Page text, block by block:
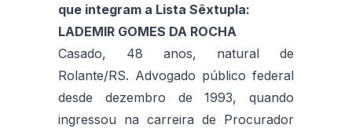
que integram a Lista Sêxtupla:
LADEMIR GOMES DA ROCHA
Casado, 48 anos, natural de
Rolante/RS. Advogado público federal
desde dezembro de 1993, quando
ingressou na carreira de Procurador